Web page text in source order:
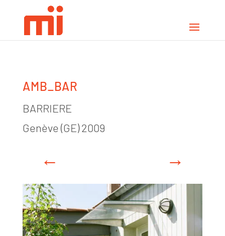
AMB_BAR
BARRIERE
Genève (GE) 2009
← →